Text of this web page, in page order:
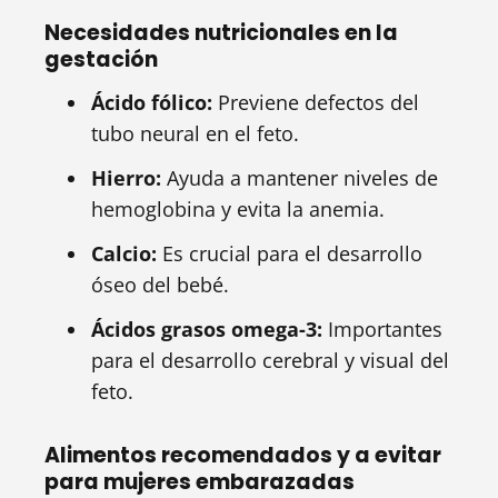
Necesidades nutricionales en la
gestación
Ácido fólico: Previene defectos del
tubo neural en el feto.
Hierro: Ayuda a mantener niveles de
hemoglobina y evita la anemia.
Calcio: Es crucial para el desarrollo
óseo del bebé.
Ácidos grasos omega-3: Importantes
para el desarrollo cerebral y visual del
feto.
Alimentos recomendados y a evitar
para mujeres embarazadas